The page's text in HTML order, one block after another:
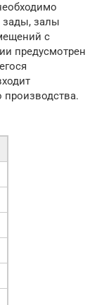
зады, залы
с
предусмотрен
производства.